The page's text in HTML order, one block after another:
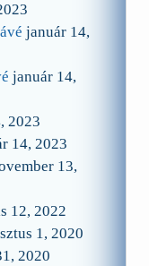
január 14,
január 14,
2023
14, 2023
13,
12, 2022
1, 2020
2020